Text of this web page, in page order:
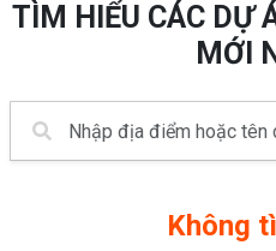
TÌM HIỂU CÁC DỰ
MỚI
Không